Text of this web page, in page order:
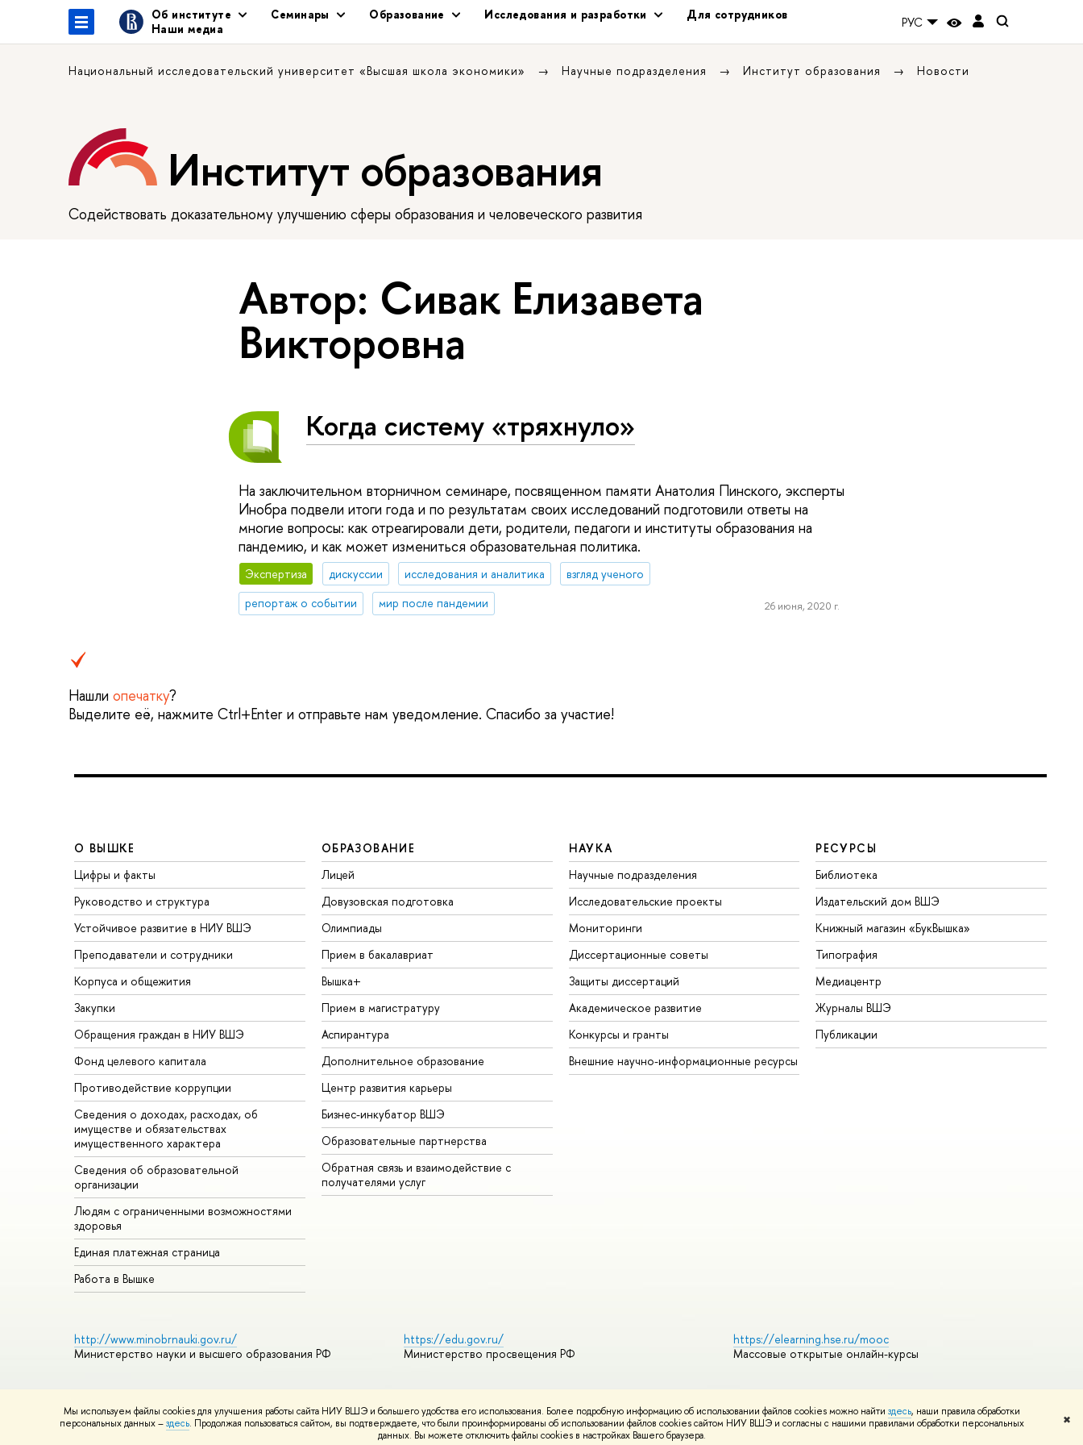
Мы используем файлы cookies для улучшения работы сайта НИУ ВШЭ и большего удобства его использования. Более подробную информацию об использовании файлов cookies можно найти здесь, наши правила обработки
персональных данных –здесь. Продолжая пользоваться сайтом, вы подтверждаете, что были проинформированы об использовании файлов cookies сайтом НИУ ВШЭ и согласны с нашими правилами обработки персональных
данных. Вы можете отключить файлы cookies в настройках Вашего браузера.
✖
Об институте Семинары Образование Исследования и разработки
Для сотрудников
Наши медиа
РУС
Национальный исследовательский университет «Высшая школа экономики» Научные подразделения Институт образования Новости
Институт образования
Содействовать доказательному улучшению сферы образования и человеческого развития
Автор: Сивак Елизавета
Викторовна
Когда систему «тряхнуло»
На заключительном вторничном семинаре, посвященном памяти Анатолия Пинского, эксперты
Инобра подвели итоги года и по результатам своих исследований подготовили ответы на
многие вопросы: как отреагировали дети, родители, педагоги и институты образования на
пандемию, и как может измениться образовательная политика.
Экспертиза дискуссии исследования и аналитика
взгляд ученого
репортаж о событии
мир после пандемии 26 июня, 2020 г.
Нашли опечатку?
Выделите её, нажмите Ctrl+Enter и отправьте нам уведомление. Спасибо за участие!
О ВЫШКЕ
Цифры и факты
Руководство и структура
Устойчивое развитие в НИУ ВШЭ
Преподаватели и сотрудники
Корпуса и общежития
Закупки
Обращения граждан в НИУ ВШЭ
Фонд целевого капитала
Противодействие коррупции
Сведения о доходах, расходах, об
имуществе и обязательствах
имущественного характера
Сведения об образовательной
организации
Людям с ограниченными возможностями
здоровья
Единая платежная страница
Работа в Вышке
ОБРАЗОВАНИЕ
Лицей
Довузовская подготовка
Олимпиады
Прием в бакалавриат
Вышка+
Прием в магистратуру
Аспирантура
Дополнительное образование
Центр развития карьеры
Бизнес-инкубатор ВШЭ
Образовательные партнерства
Обратная связь и взаимодействие с
получателями услуг
НАУКА
Научные подразделения
Исследовательские проекты
Мониторинги
Диссертационные советы
Защиты диссертаций
Академическое развитие
Конкурсы и гранты
Внешние научно-информационные ресурсы
РЕСУРСЫ
Библиотека
Издательский дом ВШЭ
Книжный магазин «БукВышка»
Типография
Медиацентр
Журналы ВШЭ
Публикации
http://www.minobrnauki.gov.ru/
Министерство науки и высшего образования РФ
https://edu.gov.ru/
Министерство просвещения РФ
https://elearning.hse.ru/mooc
Массовые открытые онлайн-курсы
© НИУ ВШЭ 1993–2026 Адреса и контактыУсловия использования материаловПолитика конфиденциальностиКарта сайта
Шрифты HSE Sans и HSE Slab разработаны вШколе дизайна НИУ ВШЭ
Редактору